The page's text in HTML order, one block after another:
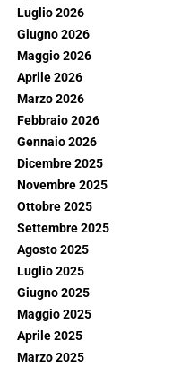
Luglio 2026
Giugno 2026
Maggio 2026
Aprile 2026
Marzo 2026
Febbraio 2026
Gennaio 2026
Dicembre 2025
Novembre 2025
Ottobre 2025
Settembre 2025
Agosto 2025
Luglio 2025
Giugno 2025
Maggio 2025
Aprile 2025
Marzo 2025